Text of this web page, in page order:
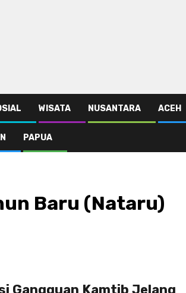
WISATA NUSANTARA ACEH
PAPUA
Baru (Nataru)
Gangguan Kamtib Jelang